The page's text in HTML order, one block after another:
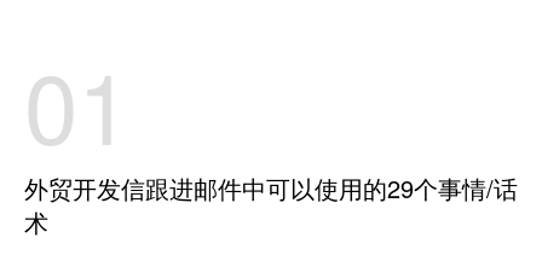
01
外贸开发信跟进邮件中可以使用的29个事情/话
术